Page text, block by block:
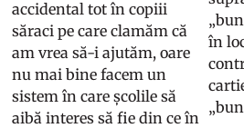
accidental tot în copiii
săraci pe care clamăm că
am vrea să-i ajutăm, oare
nu mai bine facem un
sistem în care școlile să
aibă interes să fie din ce în
în